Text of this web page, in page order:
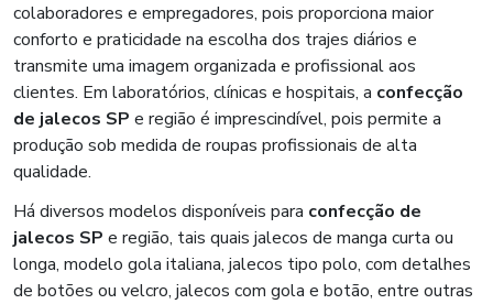
colaboradores e empregadores, pois proporciona maior
conforto e praticidade na escolha dos trajes diários e
transmite uma imagem organizada e profissional aos
clientes. Em laboratórios, clínicas e hospitais, a confecção
de jalecos SP e região é imprescindível, pois permite a
produção sob medida de roupas profissionais de alta
qualidade.
Há diversos modelos disponíveis para confecção de
jalecos SP e região, tais quais jalecos de manga curta ou
longa, modelo gola italiana, jalecos tipo polo, com detalhes
de botões ou velcro, jalecos com gola e botão, entre outras